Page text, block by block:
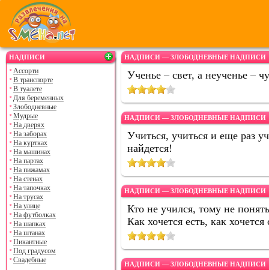
НАДПИСИ
Ассорти
В транспорте
В туалете
Для беременных
Злободневные
Мудрые
На дверях
На заборах
На куртках
На машинах
На партах
На пижамах
На стенах
На тапочках
На трусах
На улице
На футболках
На шапках
На штанах
Пикантные
Под градусом
Свадебные
НАДПИСИ — ЗЛОБОДНЕВНЫЕ НАДПИСИ
Ученье – свет, а неученье –
НАДПИСИ — ЗЛОБОДНЕВНЫЕ НАДПИСИ
Учиться, учиться и еще раз
найдется!
НАДПИСИ — ЗЛОБОДНЕВНЫЕ НАДПИСИ
Кто не учился, тому не
Как хочется есть, как хочется
НАДПИСИ — ЗЛОБОДНЕВНЫЕ НАДПИСИ